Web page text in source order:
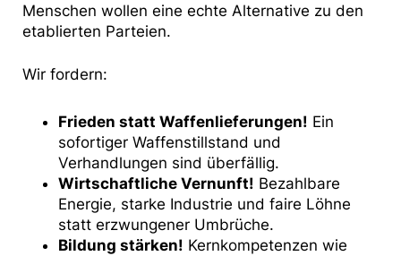
Menschen wollen eine echte Alternative zu den
etablierten Parteien.
Wir fordern:
Frieden statt Waffenlieferungen! Ein
sofortiger Waffenstillstand und
Verhandlungen sind überfällig.
Wirtschaftliche Vernunft! Bezahlbare
Energie, starke Industrie und faire Löhne
statt erzwungener Umbrüche.
Bildung stärken! Kernkompetenzen wie